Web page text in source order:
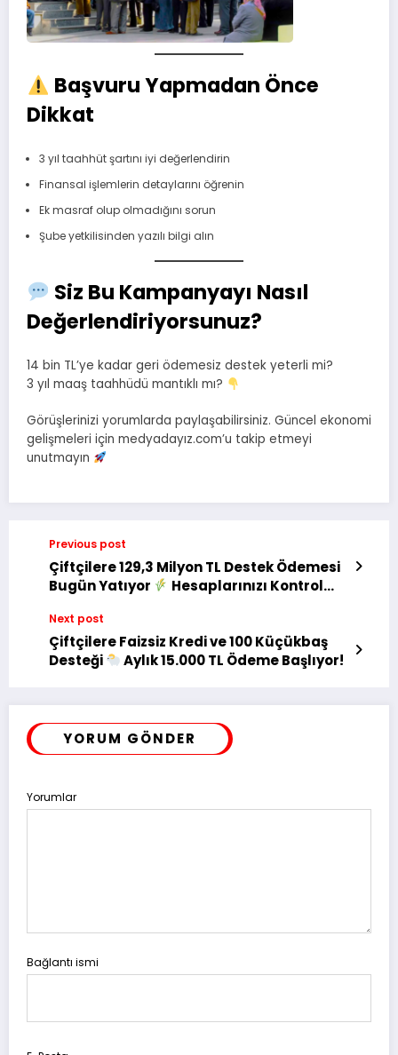
Başvuru Yapmadan Önce
Dikkat
3 yıl taahhüt şartını iyi değerlendirin
Finansal işlemlerin detaylarını öğrenin
Ek masraf olup olmadığını sorun
Şube yetkilisinden yazılı bilgi alın
Siz Bu Kampanyayı Nasıl
Değerlendiriyorsunuz?
14 bin TL’ye kadar geri ödemesiz destek yeterli mi?
3 yıl maaş taahhüdü mantıklı mı?
Görüşlerinizi yorumlarda paylaşabilirsiniz. Güncel ekonomi
gelişmeleri için medyadayız.com’u takip etmeyi
unutmayın
Previous post
Çiftçilere 129,3 Milyon TL Destek Ödemesi
Bugün Yatıyor
Hesaplarınızı Kontrol
Next post
Çiftçilere Faizsiz Kredi ve 100 Küçükbaş
Desteği
Aylık 15.000 TL Ödeme Başlıyor!
YORUM GÖNDER
Yorumlar
Bağlantı ismi